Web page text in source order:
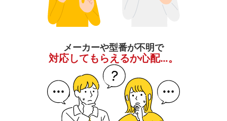
メーカーや型番が不明で
対応してもらえるか心配…。